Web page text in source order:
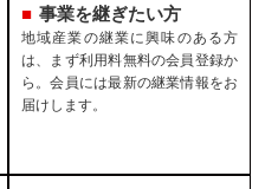
事業を継ぎたい方
地域産業の継業に興味のある方
は、まず利用料無料の会員登録か
ら。会員には最新の継業情報をお
届けします。